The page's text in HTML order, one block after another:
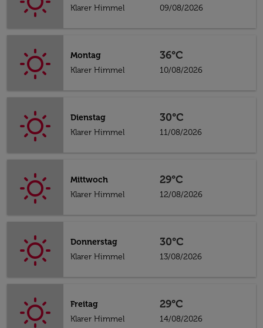
Klarer Himmel
09/08/2026
Montag
Klarer Himmel
36°C
10/08/2026
Dienstag
Klarer Himmel
30°C
11/08/2026
Mittwoch
Klarer Himmel
29°C
12/08/2026
Donnerstag
Klarer Himmel
30°C
13/08/2026
Freitag
Klarer Himmel
29°C
14/08/2026